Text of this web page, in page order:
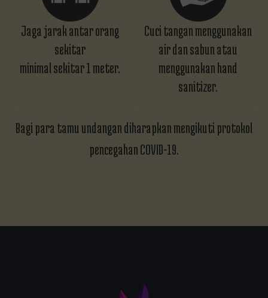
Jaga jarak antar orang
sekitar
minimal sekitar 1 meter.
Cuci tangan menggunakan
air dan sabun atau
menggunakan hand
sanitizer.
Bagi para tamu undangan diharapkan mengikuti protokol
pencegahan COVID-19.